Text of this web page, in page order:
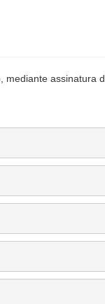
assinatura